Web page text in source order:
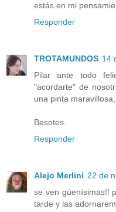
estás en mi
Responder
TROTAMUNDOS 14
Pilar ante todo
"acordarte" de
una pinta
Besotes.
Responder
Alejo Merlini 22 de
se ven güenísimas!!
tarde y las